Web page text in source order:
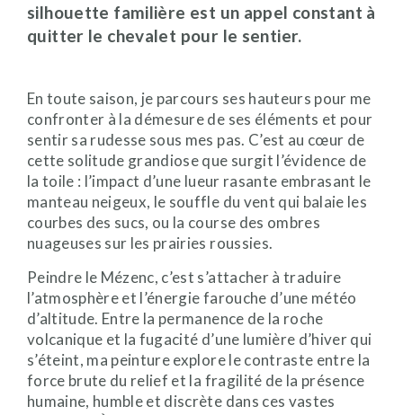
silhouette familière est un appel constant à
quitter le chevalet pour le sentier.
En toute saison, je parcours ses hauteurs pour me
confronter à la démesure de ses éléments et pour
sentir sa rudesse sous mes pas. C’est au cœur de
cette solitude grandiose que surgit l’évidence de
la toile : l’impact d’une lueur rasante embrasant le
manteau neigeux, le souffle du vent qui balaie les
courbes des sucs, ou la course des ombres
nuageuses sur les prairies roussies.
Peindre le Mézenc, c’est s’attacher à traduire
l’atmosphère et l’énergie farouche d’une météo
d’altitude. Entre la permanence de la roche
volcanique et la fugacité d’une lumière d’hiver qui
s’éteint, ma peinture explore le contraste entre la
force brute du relief et la fragilité de la présence
humaine, humble et discrète dans ces vastes